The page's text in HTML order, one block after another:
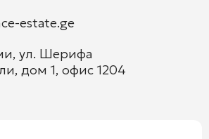
estate.ge
ул. Шерифа
дом 1, офис 1204